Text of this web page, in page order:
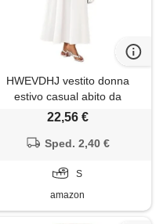
HWEVDHJ vestito donna
estivo casual abito da
spiaggia swing con tasche
abito cravatta spalla ruffle
swing a line(white, small)
22,56 €
Sped. 2,40 €
S
amazon